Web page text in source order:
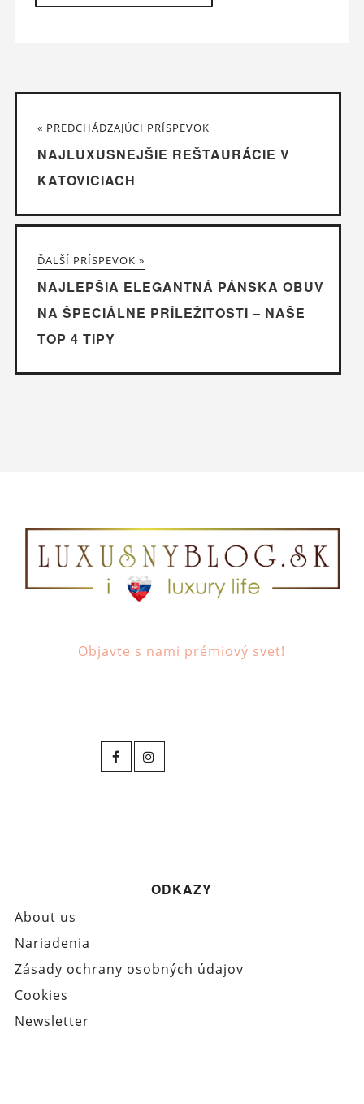
« PREDCHÁDZAJÚCI PRÍSPEVOK
NAJLUXUSNEJŠIE REŠTAURÁCIE V
KATOVICIACH
ĎALŠÍ PRÍSPEVOK »
NAJLEPŠIA ELEGANTNÁ PÁNSKA OBUV
NA ŠPECIÁLNE PRÍLEŽITOSTI – NAŠE
TOP 4 TIPY
Objavte s nami prémiový svet!
ODKAZY
About us
Nariadenia
Zásady ochrany osobných údajov
Cookies
Newsletter